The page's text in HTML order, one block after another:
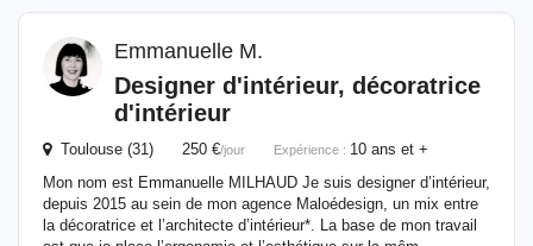
Emmanuelle M.
Designer d'intérieur, décoratrice
d'intérieur
Toulouse (31) 250 €/jour Expérience : 10 ans et +
Mon nom est Emmanuelle MILHAUD Je suis designer d’intérieur,
depuis 2015 au sein de mon agence Maloédesign, un mix entre
la décoratrice et l’architecte d’intérieur*. La base de mon travail